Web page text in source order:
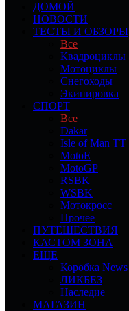
ДОМОЙ
НОВОСТИ
ТЕСТЫ И ОБЗОРЫ
Все
Квадроциклы
Мотоциклы
Снегоходы
Экипировка
СПОРТ
Все
Dakar
Isle of Man TT
MotoE
MotoGP
RSBK
WSBK
Мотокросс
Прочее
ПУТЕШЕСТВИЯ
КАСТОМ ЗОНА
ЕЩЕ
Коробка News
ЛИКБЕЗ
Наследие
МАГАЗИН